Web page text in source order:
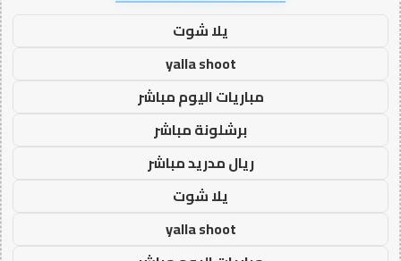
يلا شوت
yalla shoot
مباريات اليوم مباشر
برشلونة مباشر
ريال مدريد مباشر
يلا شوت
yalla shoot